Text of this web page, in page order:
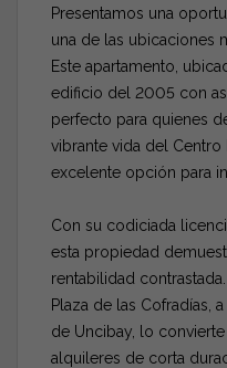
Presentamos una
una de las ubicaciones
Este apartamento,
edificio del 2005 con
perfecto para quienes
vibrante vida del
excelente opción para
Con su codiciada
esta propiedad
rentabilidad
Plaza de las Cofradías,
de Uncibay, lo
alquileres de corta